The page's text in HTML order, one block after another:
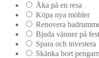
Åka på en resa
Köpa nya möbler
Renovera
Bjuda vänner på fest
Spara och investera
Skänka bort